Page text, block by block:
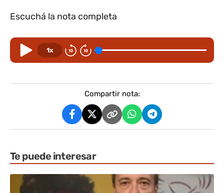
Escuchá la nota completa
1x
Compartir nota:
Te puede interesar